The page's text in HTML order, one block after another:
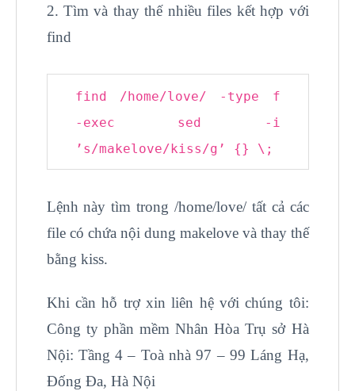
2. Tìm và thay thế nhiều files kết hợp với
find
find /home/love/ -type f
-exec sed -i
’s/makelove/kiss/g’ {} \;
Lệnh này tìm trong /home/love/ tất cả các
file có chứa nội dung makelove và thay thế
bằng kiss.
Khi cần hỗ trợ xin liên hệ với chúng tôi:
Công ty phần mềm Nhân Hòa Trụ sở Hà
Nội: Tầng 4 – Toà nhà 97 – 99 Láng Hạ,
Đống Đa, Hà Nội